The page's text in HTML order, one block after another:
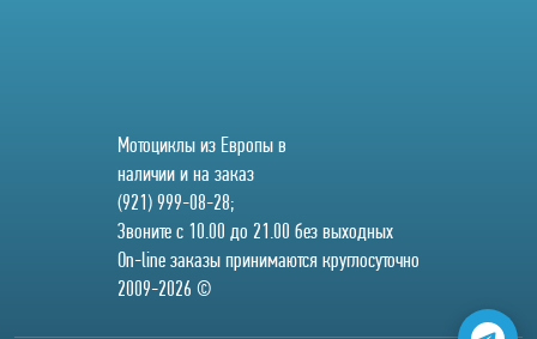
Мотоциклы из Европы в
наличии и на заказ
(921) 999-08-28;
Звоните с 10.00 до 21.00 без выходных
On-line заказы принимаются круглосуточно
2009-2026 ©